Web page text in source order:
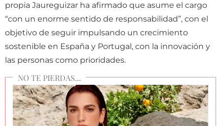
propia Jaureguizar ha afirmado que asume el cargo
“con un enorme sentido de responsabilidad”, con el
objetivo de seguir impulsando un crecimiento
sostenible en España y Portugal, con la innovación y
las personas como prioridades.